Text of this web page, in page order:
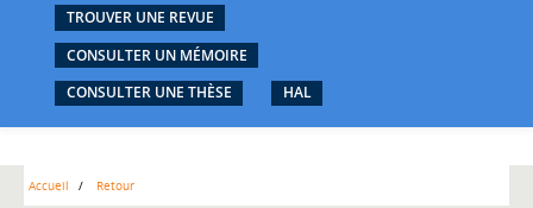
TROUVER UNE REVUE
CONSULTER UN MÉMOIRE
CONSULTER UNE THÈSE
HAL
Accueil Retour